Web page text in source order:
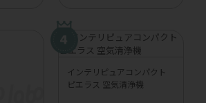
インテリピュアコンパクト
ピエラス 空気清浄機